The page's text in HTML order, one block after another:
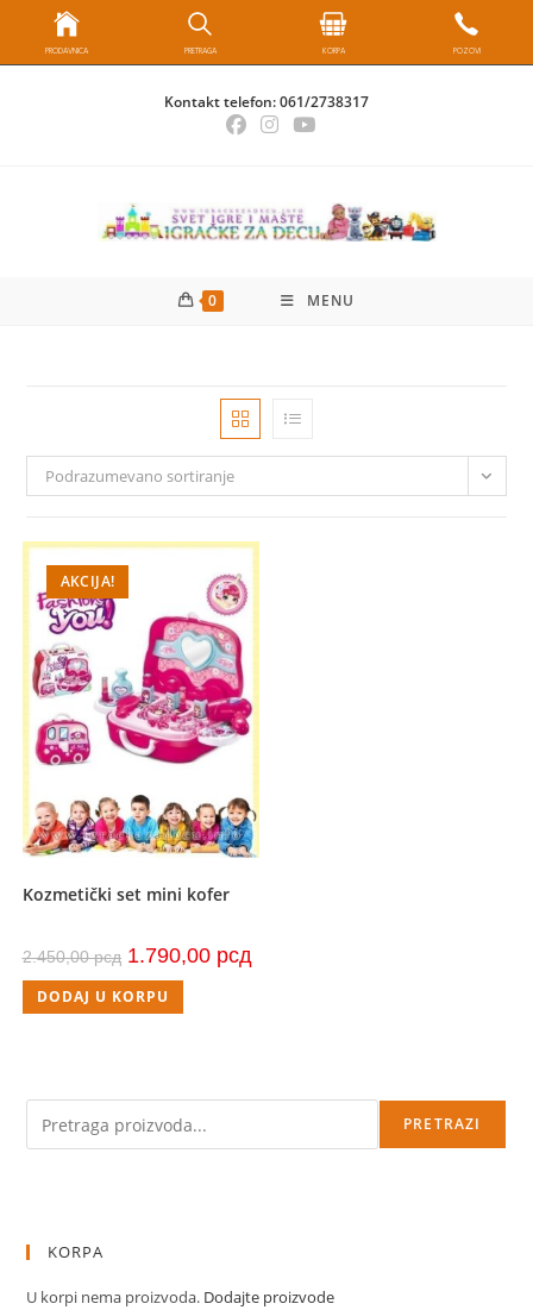
Kontakt telefon:061/2738317
0 MENU
Podrazumevano sortiranje
AKCIJA!
Kozmetički set mini kofer
2.450,00рсд Originalna
cena
je
bila:
2.450,00 рсд.
1.790,00 рсд
cena
DODAJ U KORPU
PRETRAZI
KORPA
U korpi nema proizvoda. Dodajte proizvode
PRODAVNICA PRETRAGA KORPA POZOVI